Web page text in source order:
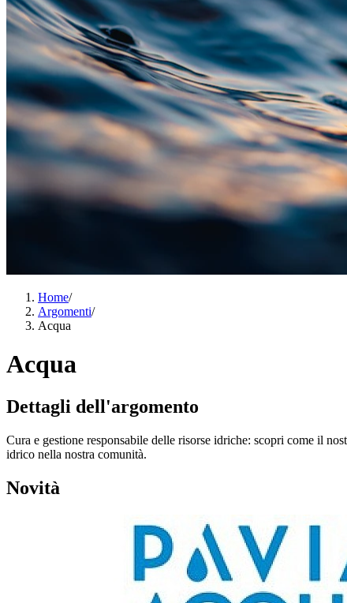
Home/
Argomenti/
Acqua
Acqua
Dettagli dell'argomento
Cura e gestione responsabile delle risorse idriche: scopri come il
idrico nella nostra comunità.
Novità